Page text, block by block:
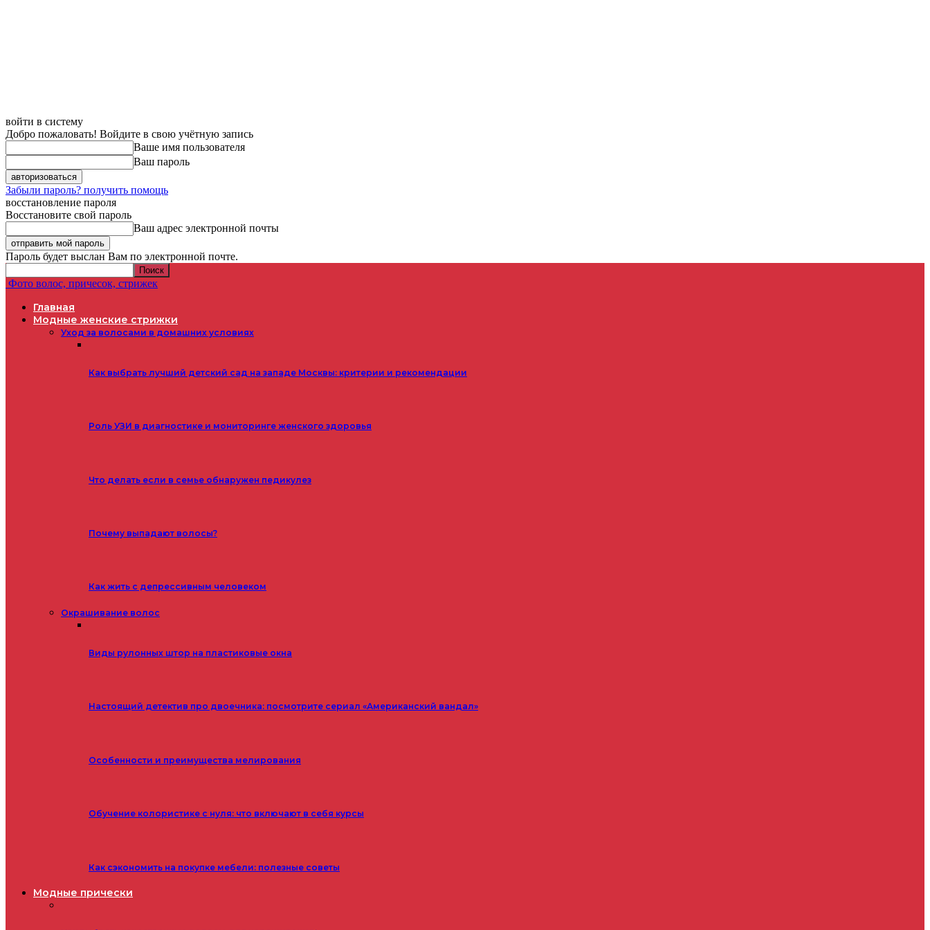
войти в систему
Добро пожаловать! Войдите в свою учётную запись
Ваше имя пользователя
Ваш пароль
Забыли пароль? получить помощь
восстановление пароля
Восстановите свой пароль
Ваш адрес электронной почты
Пароль будет выслан Вам по электронной почте.
Фото волос, причесок, стрижек
Главная
Модные женские стрижки
Уход за волосами в домашних условиях
Как выбрать лучший детский сад на западе Москвы: критерии и рекомендации
Роль УЗИ в диагностике и мониторинге женского здоровья
Что делать если в семье обнаружен педикулез
Почему выпадают волосы?
Как жить с депрессивным человеком
Окрашивание волос
Виды рулонных штор на пластиковые окна
Настоящий детектив про двоечника: посмотрите сериал «Американский вандал»
Особенности и преимущества мелирования
Обучение колористике с нуля: что включают в себя курсы
Как сэкономить на покупке мебели: полезные советы
Модные прически